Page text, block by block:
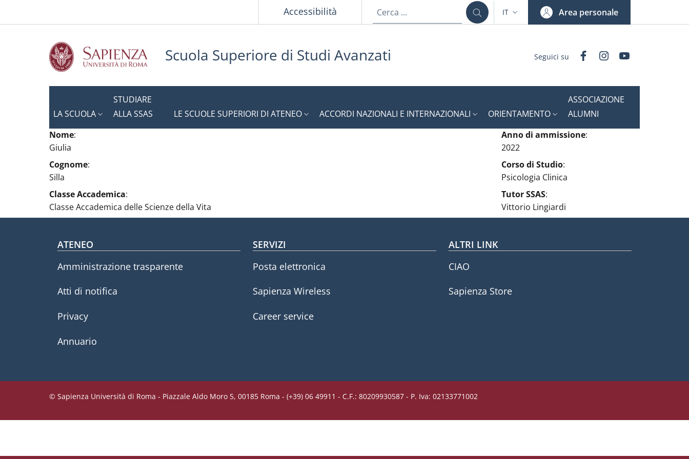
Accessibilità SELETTORE LINGUA: CURRENT LANGUAGE
IT Area personale
Scuola Superiore di Studi Avanzati Seguici su FacebookInstagram
LA SCUOLA
STUDIARE
ALLA SSAS
LE SCUOLE SUPERIORI DI ATENEO ACCORDI NAZIONALI E INTERNAZIONALI ORIENTAMENTO
ASSOCIAZIONE
ALUMNI
Nome:
Giulia
Cognome:
Silla
Classe Accademica:
Classe Accademica delle Scienze della Vita
Anno di ammissione:
2022
Corso di Studio:
Psicologia Clinica
Tutor SSAS:
Vittorio Lingiardi
Footer menu
ATENEO
Amministrazione trasparente
Atti di notifica
Privacy
Annuario
SERVIZI
Posta elettronica
Sapienza Wireless
Career service
ALTRI LINK
CIAO
Sapienza Store
© Sapienza Università di Roma - Piazzale Aldo Moro 5, 00185 Roma - (+39) 06 49911 - C.F.: 80209930587 - P. Iva: 02133771002